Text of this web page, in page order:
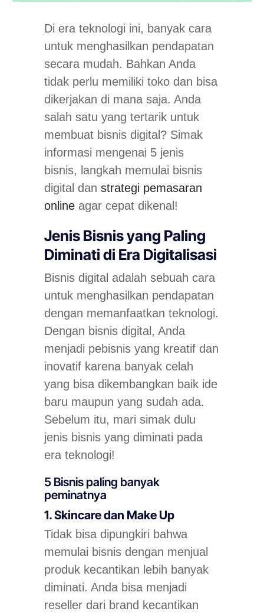
Di era teknologi ini, banyak cara
untuk menghasilkan pendapatan
secara mudah. Bahkan Anda
tidak perlu memiliki toko dan bisa
dikerjakan di mana saja. Anda
salah satu yang tertarik untuk
membuat bisnis digital? Simak
informasi mengenai 5 jenis
bisnis, langkah memulai bisnis
digital dan strategi pemasaran
online agar cepat dikenal!
Jenis Bisnis yang Paling
Diminati di Era Digitalisasi
Bisnis digital adalah sebuah cara
untuk menghasilkan pendapatan
dengan memanfaatkan teknologi.
Dengan bisnis digital, Anda
menjadi pebisnis yang kreatif dan
inovatif karena banyak celah
yang bisa dikembangkan baik ide
baru maupun yang sudah ada.
Sebelum itu, mari simak dulu
jenis bisnis yang diminati pada
era teknologi!
5 Bisnis paling banyak
peminatnya
1. Skincare dan Make Up
Tidak bisa dipungkiri bahwa
memulai bisnis dengan menjual
produk kecantikan lebih banyak
diminati. Anda bisa menjadi
reseller dari brand kecantikan